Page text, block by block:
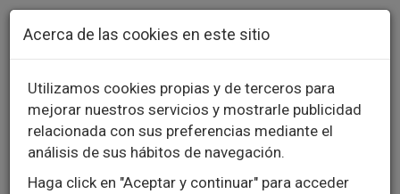
Acerca de las cookies en este sitio
Utilizamos cookies propias y de terceros para
mejorar nuestros servicios y mostrarle publicidad
relacionada con sus preferencias mediante el
análisis de sus hábitos de navegación.
Haga click en "Aceptar y continuar" para acceder
Pasar al contenido principal
Contacto Llámanos976 573 660
English Español